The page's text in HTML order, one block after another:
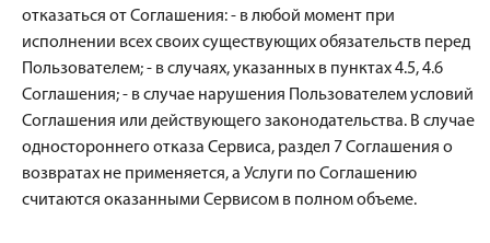
отказаться от Соглашения: - в любой момент при
исполнении всех своих существующих обязательств перед
Пользователем; - в случаях, указанных в пунктах 4.5, 4.6
Соглашения; - в случае нарушения Пользователем условий
Соглашения или действующего законодательства. В случае
одностороннего отказа Сервиса, раздел 7 Соглашения о
возвратах не применяется, а Услуги по Соглашению
считаются оказанными Сервисом в полном объеме.